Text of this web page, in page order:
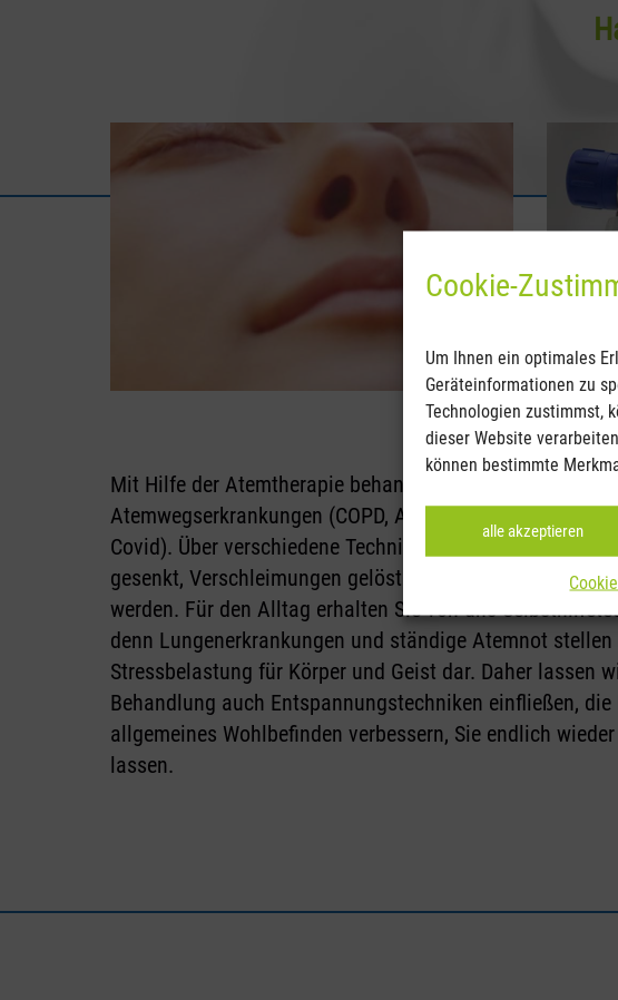
Cookie-
Um Ihnen ein optimales
Geräteinformationen zu
Technologien zustimmst,
dieser Website
können bestimmte
alle akzeptieren
Mit Hilfe der Atemtherapie behandeln wir hauptsächlich
Atemwegserkrankungen (COPD, Asthma, chronische
Covid). Über verschiedene Techniken kann eine erhöhte
gesenkt, Verschleimungen gelöst und Leistungsfähigkeit
werden. Für den Alltag erhalten Sie von uns
denn Lungenerkrankungen und ständige Atemnot stellen
Stressbelastung für Körper und Geist dar. Daher lassen
Behandlung auch Entspannungstechniken einfließen, die
allgemeines Wohlbefinden verbessern, Sie endlich
lassen.